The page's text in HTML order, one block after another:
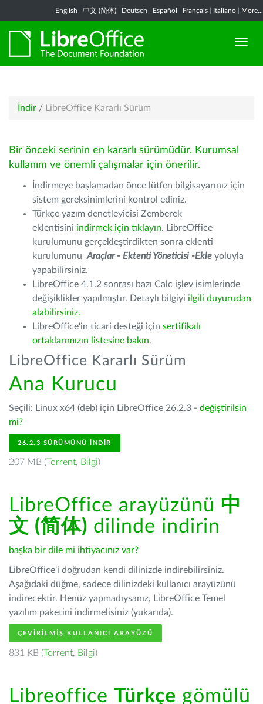
English 中文 (简体) Deutsch Español Français Italiano More...
İndir / LibreOffice Kararlı Sürüm
Bir önceki serinin en kararlı sürümüdür. Kurumsal
kullanım ve önemli çalışmalar için önerilir.
İndirmeye başlamadan önce lütfen bilgisayarınız için
sistem gereksinimlerini kontrol ediniz.
Türkçe yazım denetleyicisi Zemberek
eklentisini indirmek için tıklayın. LibreOffice
kurulumunu gerçekleştirdikten sonra eklenti
kurulumunu Araçlar - Ektenti Yöneticisi -Ekle yoluyla
yapabilirsiniz.
LibreOffice 4.1.2 sonrası bazı Calc işlev isimlerinde
değişiklikler yapılmıştır. Detaylı bilgiyi ilgili duyurudan
alabilirsiniz.
LibreOffice'in ticari desteği için sertifikalı
ortaklarımızın listesine bakın.
LibreOffice Kararlı Sürüm
Ana Kurucu
Seçili: Linux x64 (deb) için LibreOffice 26.2.3 - değiştirilsin
mi?
26.2.3 SÜRÜMÜNÜ İNDIR
207 MB (Torrent, Bilgi)
LibreOffice arayüzünü 中
文 (简体) dilinde indirin
başka bir dile mi ihtiyacınız var?
LibreOffice'i doğrudan kendi dilinizde indirebilirsiniz.
Aşağıdaki düğme, sadece dilinizdeki kullanıcı arayüzünü
indirecektir. Henüz yapmadıysanız, LibreOffice Temel
yazılım paketini indirmelisiniz (yukarıda).
ÇEVIRILMIŞ KULLANICI ARAYÜZÜ
831 KB (Torrent, Bilgi)
Libreoffice Türkçe gömülü